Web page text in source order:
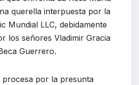
querella interpuesta por la
Mundial LLC, debidamente
los señores Vladimir Gracia
Guerrero.
procesa por la presunta